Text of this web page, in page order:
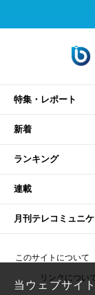
特集・レポート
新着
ランキング
連載
月刊テレコミュニ
このサイトについて
リンクについ
当ウェブサイ